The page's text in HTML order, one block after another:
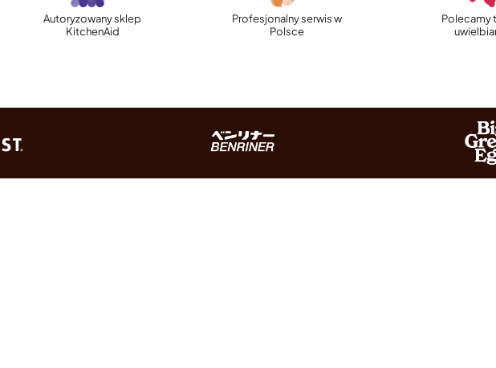
Autoryzowany sklep
KitchenAid
Profesjonalny serwis w
Polsce
Polecamy